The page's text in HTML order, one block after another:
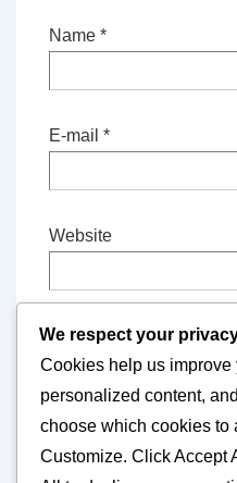
Name *
E-mail *
Website
Save my name,
browser for the next
We respect your
Cookies help us
personalized content,
choose which cookies to
Customize. ClickAccept